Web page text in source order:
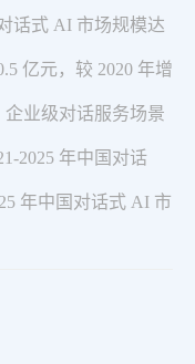
话式 AI 市场规模达
亿元，较 2020 年增
企业级对话服务场景
2025 年中国对话
年中国对话式 AI 市